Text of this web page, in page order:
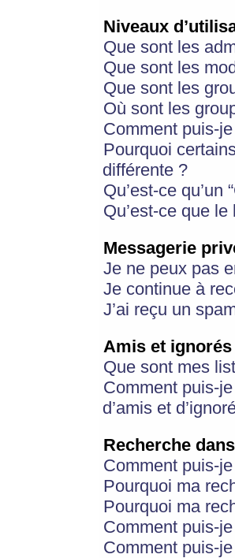
Niveaux
Que sont les
Que sont les
Que sont les
Où sont les
Comment puis-
Pourquoi
différente ?
Qu’est-ce qu’un
Qu’est-ce que le
Messagerie
Je ne peux pas
Je continue à
J’ai reçu un
Amis et ignorés
Que sont mes
Comment puis-
d’amis et
Recherche
Comment puis-
Pourquoi ma
Pourquoi ma
Comment puis-
Comment puis-